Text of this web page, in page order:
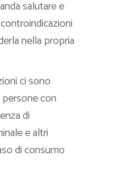
salutare e
nella propria
ci sono
persone con
di
e altri
di consumo